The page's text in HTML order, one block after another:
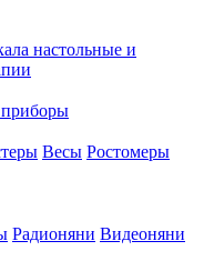
настольные и
приборы
Весы Ростомеры
Радионяни Видеоняни